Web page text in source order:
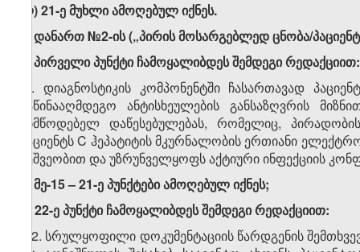
ლ) 21-ე მუხლი ამოღებულ იქნეს.
2. დანართ №2-ის („პირის მოსარგებლედ ცნობა/
ა) პირველი პუნქტი ჩამოყალიბდეს შემდეგი რედაქციით:
„1. დიაგნოსტიკის კომპონენტში ჩასართავად
საწინააღმდეგო ანტისხეულების განსაზღვრის
მიმწოდებელ დაწესებულებას, რომელიც,
პაციენტს C ჰეპატიტის მკურნალობის ერთიანი
მეშვეობით და უზრუნველყოფს აქტიური ინფექციის
ბ) მე-15 – 21-ე პუნქტები ამოღებულ იქნეს;
გ) 22-ე პუნქტი ჩამოყალიბდეს შემდეგი რედაქციით:
„22. სრულყოფილი დოკუმენტაციის წარდგენის